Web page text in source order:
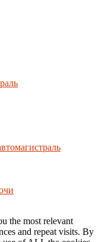
the most relevant
and repeat visits. By